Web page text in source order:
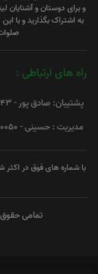
و برای دوستان و
به اشتراک بگذارید و با
راه های ارتباطی :
پشتیبان: صادق پور - 09378608043
مدیریت : حسینی - 09123180050
با شماره های فوق در
تمامی